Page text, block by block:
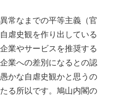
常なまでの平等主義（官
虐史観を作り出している
業やサービスを推奨する
業への差別になるとの認
かな自虐史観かと思うの
る所以です。鳩山内閣の